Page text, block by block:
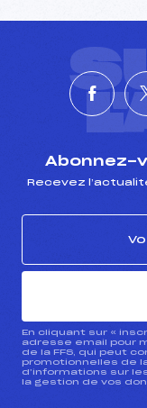
Abonnez-
Recevez
En cliquant sur «
adresse email pour
de la FFS, qui peut
promotionnelles de
d’informations sur
la gestion de vos